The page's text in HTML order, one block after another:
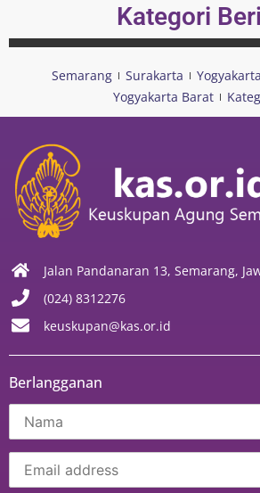
Kategori
Semarang Surakarta
Yogyakarta Barat
Jalan Pandanaran 13, Semarang,
(024) 8312276
keuskupan@kas.or.id
Berlangganan